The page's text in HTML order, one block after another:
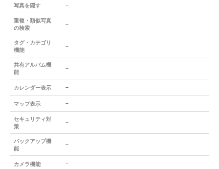
写真を隠す －
重複・類似写真
の検索
－
タグ・カテゴリ
機能
－
共有アルバム機
能
－
カレンダー表示 －
マップ表示 －
セキュリティ対
策
－
バックアップ機
能
－
カメラ機能 －